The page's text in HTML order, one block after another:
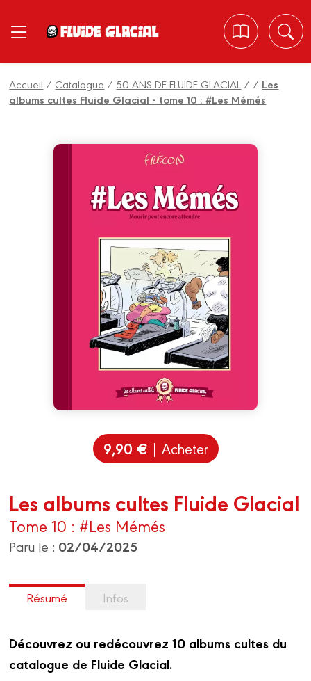
Accueil / Catalogue / 50 ANS DE FLUIDE GLACIAL / / Les
albums cultes Fluide Glacial - tome 10 : #Les Mémés
9,90 € | Acheter
Les albums cultes Fluide Glacial
Tome 10 : #Les Mémés
Paru le : 02/04/2025
Résumé Infos
Découvrez ou redécouvrez 10 albums cultes du
catalogue de Fluide Glacial.